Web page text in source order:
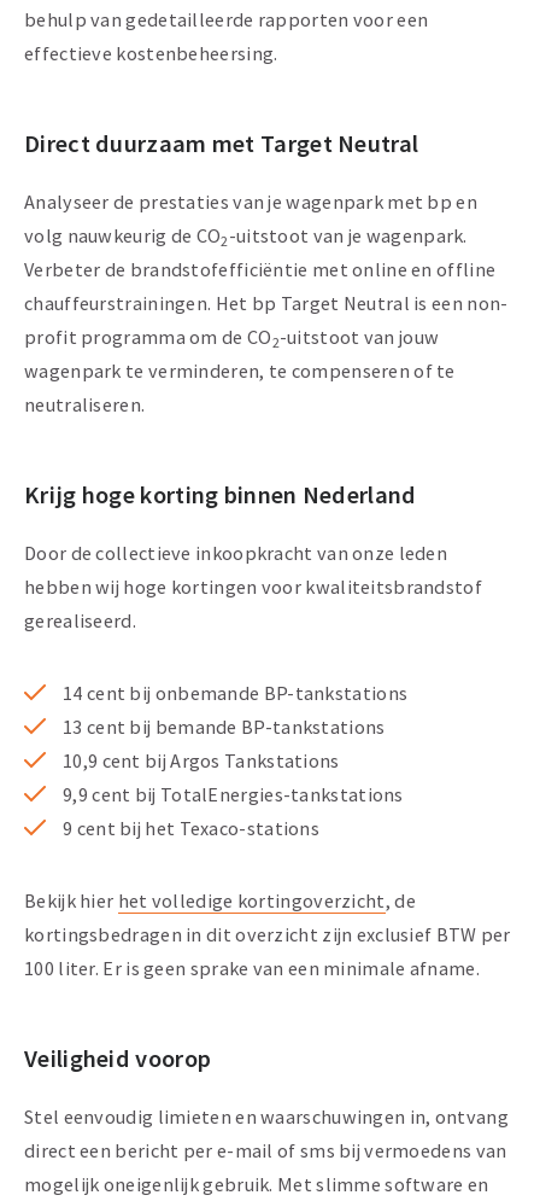
behulp van gedetailleerde rapporten voor een
effectieve kostenbeheersing.
Direct duurzaam met Target Neutral
Analyseer de prestaties van je wagenpark met bp en
volg nauwkeurig de CO2-uitstoot van je wagenpark.
Verbeter de brandstofefficiëntie met online en offline
chauffeurstrainingen. Het bp Target Neutral is een non-
profit programma om de CO2-uitstoot van jouw
wagenpark te verminderen, te compenseren of te
neutraliseren.
Krijg hoge korting binnen Nederland
Door de collectieve inkoopkracht van onze leden
hebben wij hoge kortingen voor kwaliteitsbrandstof
gerealiseerd.
14 cent bij onbemande BP-tankstations
13 cent bij bemande BP-tankstations
10,9 cent bij Argos Tankstations
9,9 cent bij TotalEnergies-tankstations
9 cent bij het Texaco-stations
Bekijk hier het volledige kortingoverzicht, de
kortingsbedragen in dit overzicht zijn exclusief BTW per
100 liter. Er is geen sprake van een minimale afname.
Veiligheid voorop
Stel eenvoudig limieten en waarschuwingen in, ontvang
direct een bericht per e-mail of sms bij vermoedens van
mogelijk oneigenlijk gebruik. Met slimme software en